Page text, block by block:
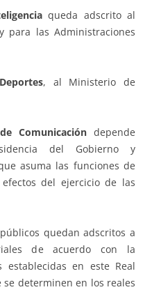
queda adscrito al
para las Administraciones
, al Ministerio de
Comunicación depende
del Gobierno y
asuma las funciones de
del ejercicio de las
quedan adscritos a
de acuerdo con la
establecidas en este Real
determinen en los reales